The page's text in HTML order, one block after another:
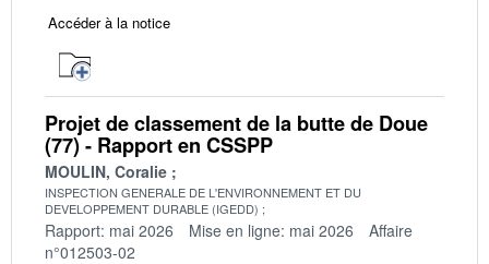
Accéder à la notice
Projet de classement de la butte de Doue
(77) - Rapport en CSSPP
MOULIN, Coralie
INSPECTION GENERALE DE L'ENVIRONNEMENT ET DU
DEVELOPPEMENT DURABLE (IGEDD)
Rapport: mai 2026 Mise en ligne: mai 2026
Affaire
n°012503-02